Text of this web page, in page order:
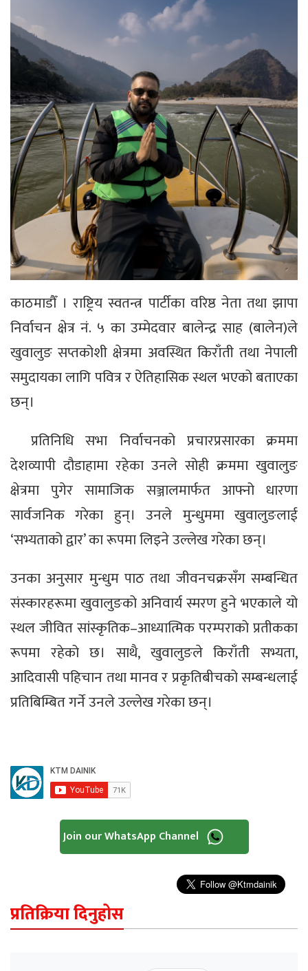
काठमाडौँ । राष्ट्रिय स्वतन्त्र पार्टीका वरिष्ठ नेता तथा झापा
निर्वाचन क्षेत्र नं. ५ का उम्मेदवार बालेन्द्र साह (बालेन)ले
खुवालुङ सप्तकोशी क्षेत्रमा अवस्थित किराँती तथा नेपाली
समुदायका लागि पवित्र र ऐतिहासिक स्थल भएको बताएका
छन्।
प्रतिनिधि सभा निर्वाचनको प्रचारप्रसारका क्रममा
देशव्यापी दौडाहामा रहेका उनले सोही क्रममा खुवालुङ
क्षेत्रमा पुगेर सामाजिक सञ्जालमार्फत आफ्नो धारणा
सार्वजनिक गरेका हुन्। उनले मुन्धुममा खुवालुङलाई
‘सभ्यताको द्वार’ का रूपमा लिइने उल्लेख गरेका छन्।
उनका अनुसार मुन्धुम पाठ तथा जीवनचक्रसँग सम्बन्धित
संस्कारहरूमा खुवालुङको अनिवार्य स्मरण हुने भएकाले यो
स्थल जीवित सांस्कृतिक–आध्यात्मिक परम्पराको प्रतीकका
रूपमा रहेको छ। साथै, खुवालुङले किराँती सभ्यता,
आदिवासी पहिचान तथा मानव र प्रकृतिबीचको सम्बन्धलाई
प्रतिबिम्बित गर्ने उनले उल्लेख गरेका छन्।
Join our WhatsApp Channel
प्रतिक्रिया दिनुहोस